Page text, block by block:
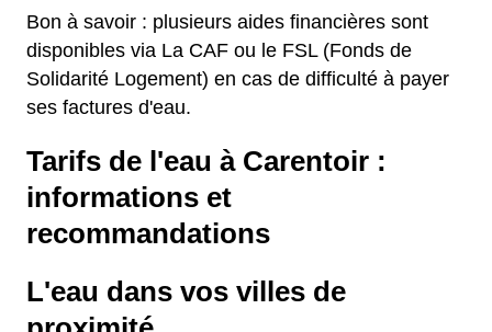
Bon à savoir : plusieurs aides financières sont
disponibles via La CAF ou le FSL (Fonds de
Solidarité Logement) en cas de difficulté à payer
ses factures d'eau.
Tarifs de l'eau à Carentoir :
informations et
recommandations
L'eau dans vos villes de